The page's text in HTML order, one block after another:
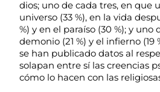
dios; uno de cada tres, en que
universo (33 %), en la vida
%) y en el paraíso (30 %); y uno
demonio (21 %) y el infierno (19
se han publicado datos al
solapan entre sí las creencias
cómo lo hacen con las